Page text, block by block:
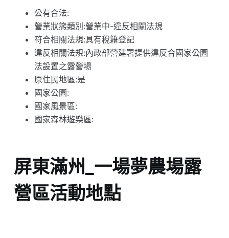
公有合法:
營業狀態類別:營業中-違反相關法規
符合相關法規:具有稅籍登記
違反相關法規:內政部營建署提供違反合國家公園
法設置之露營場
原住民地區:是
國家公園:
國家風景區:
國家森林遊樂區:
屏東滿州_一場夢農場露
營區活動地點